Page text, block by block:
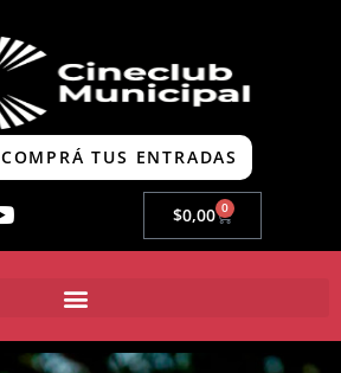
COMPRÁ TUS ENTRADAS
$0,00 0